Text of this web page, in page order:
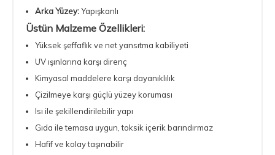
Arka Yüzey:Yapışkanlı
Üstün Malzeme Özellikleri:
Yüksek şeffaflık ve net yansıtma kabiliyeti
UV ışınlarına karşı direnç
Kimyasal maddelere karşı dayanıklılık
Çizilmeye karşı güçlü yüzey koruması
Isı ile şekillendirilebilir yapı
Gıda ile temasa uygun, toksik içerik barındırmaz
Hafif ve kolay taşınabilir